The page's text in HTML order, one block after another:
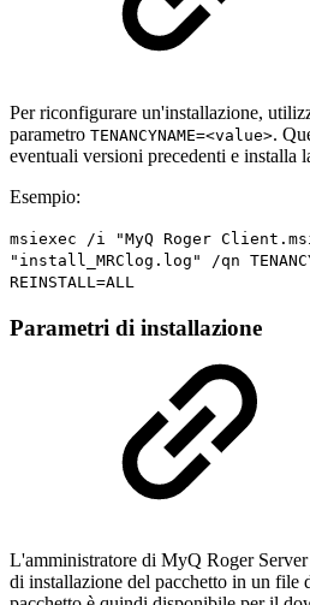
Per riconfigurare un'installazione,
parametro TENANCYNAME=<value>.
eventuali versioni precedenti e installa
Esempio:
msiexec /i "MyQ Roger
"install_MRClog.log" /qn
REINSTALL=ALL
Parametri di installazione
L'amministratore di MyQ Roger
di installazione del pacchetto in un file